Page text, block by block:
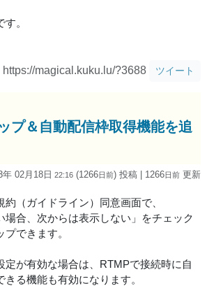
。
https://magical.kuku.lu/?3688 ツイート
プ＆自動配信枠取得機能を追
年 02月18日 22:16 (1266日前) 投稿 | 1266日前 更新
（ガイドライン）同意画面で、
場合、次からは表示しない」をチェック
できます。
定が有効な場合は、RTMPで接続時に自
る機能も有効になります。